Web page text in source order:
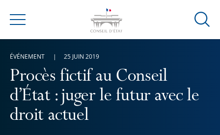
Menu
Ouvrir
Procès fictif au Conseil
d’État : juger le futur avec le
droit actuel
ÉVÉNEMENT 25 JUIN 2019